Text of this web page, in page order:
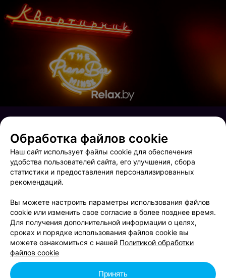
Saturday party Terra party
Обработка файлов cookie
Наш сайт использует файлы cookie для обеспечения
удобства пользователей сайта, его улучшения, сбора
статистики и предоставления персонализированных
рекомендаций.
Вы можете настроить параметры использования файлов
cookie или изменить свое согласие в более позднее время.
Для получения дополнительной информации о целях,
сроках и порядке использования файлов cookie вы
можете ознакомиться с нашей Политикой обработки
файлов cookie
Принять